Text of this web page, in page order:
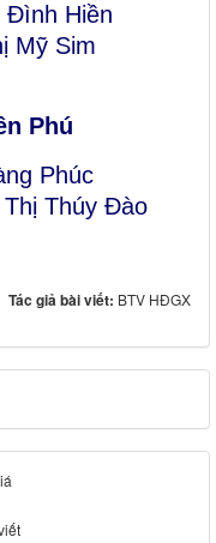
Đình Hiền
Sim
Phú
Phúc
Thúy Đào
Tác giả bài viết: BTV HĐGX